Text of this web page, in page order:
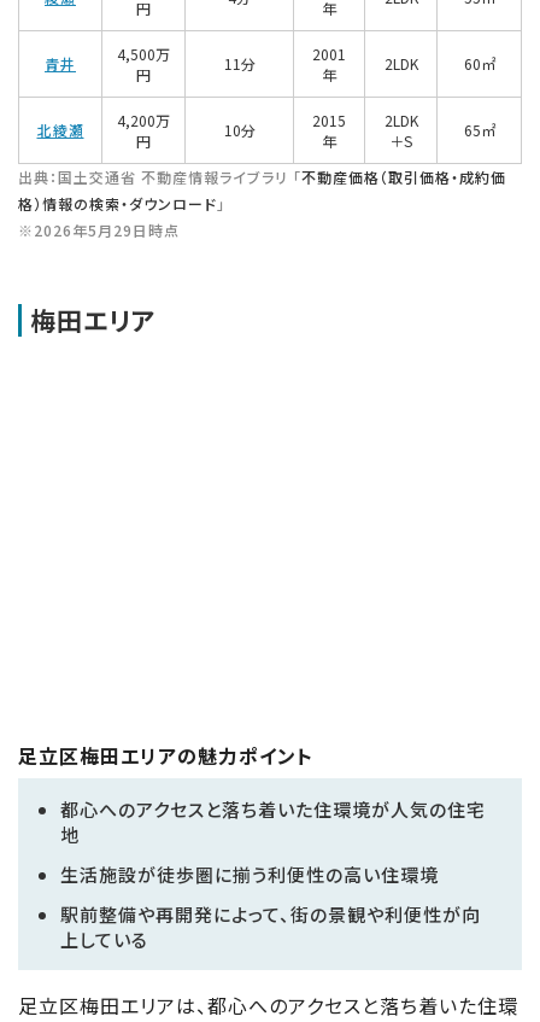
円
年
青井
4,500万
円
11分
2001
年
2LDK 60㎡
北綾瀬
4,200万
円
10分
2015
年
2LDK
＋S
65㎡
出典：国土交通省 不動産情報ライブラリ 「不動産価格（取引価格・成約価
格）情報の検索・ダウンロード 」
※2026年5月29日時点
梅田エリア
足立区梅田エリアの魅力ポイント
都心へのアクセスと落ち着いた住環境が人気の住宅
地
生活施設が徒歩圏に揃う利便性の高い住環境
駅前整備や再開発によって、街の景観や利便性が向
上している
足立区梅田エリアは、都心へのアクセスと落ち着いた住環